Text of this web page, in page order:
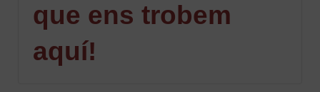
que ens trobem
aquí!